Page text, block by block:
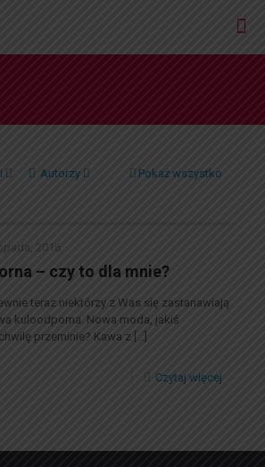
Autorzy Pokaż wszystko
2016
– czy to dla mnie?
teraz niektórzy z Was się zastanawiają
kuloodporna. Nowa moda, jakiś
przeminie? Kawa z […]
Czytaj więcej